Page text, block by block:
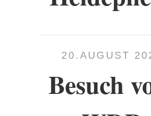
20.AUGUST
Besuch